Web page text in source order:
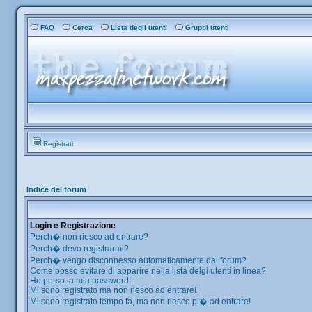
FAQ Cerca Lista degli utenti Gruppi utenti
Registrati
Indice del forum
Login e Registrazione
Perch� non riesco ad entrare?
Perch� devo registrarmi?
Perch� vengo disconnesso automaticamente dal forum?
Come posso evitare di apparire nella lista delgi utenti in linea?
Ho perso la mia password!
Mi sono registrato ma non riesco ad entrare!
Mi sono registrato tempo fa, ma non riesco pi� ad entrare!